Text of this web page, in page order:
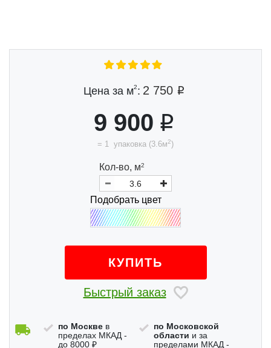
Цена за м2: 2 750
9 900
= 1 упаковка (3.6м2)
Кол-во, м2
Подобрать цвет
КУПИТЬ
Быстрый заказ
по Москве в
пределах МКАД -
до 8000 ₽
по Московской
области и за
пределами МКАД -